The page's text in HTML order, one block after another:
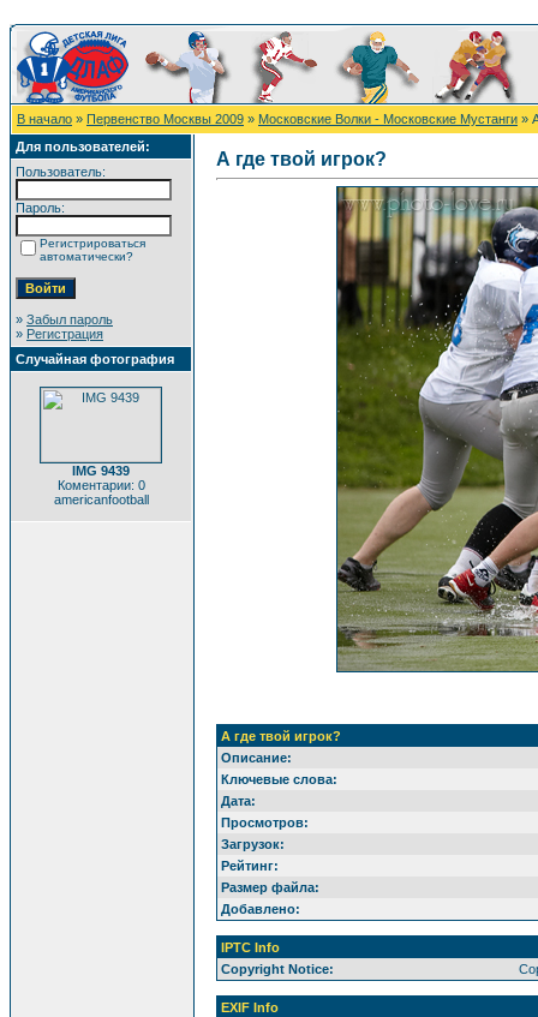
В начало » Первенство Москвы 2009 » Московские Волки - Московские Мустанги »
Для пользователей:
Пользователь:
Пароль:
Регистрироваться
автоматически?
» Забыл пароль
» Регистрация
Случайная фотография
IMG 9439
Коментарии: 0
americanfootball
А где твой игрок?
А где твой игрок?
Описание:
Ключевые слова:
Дата:
Просмотров:
Загрузок:
Рейтинг:
Размер файла:
Добавлено:
IPTC Info
Copyright Notice:
EXIF Info